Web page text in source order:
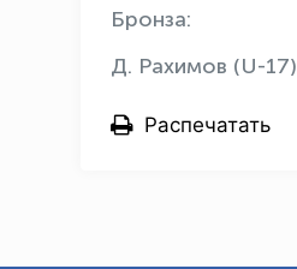
Бронза:
Д. Рахимов (U-17)
Распечатать